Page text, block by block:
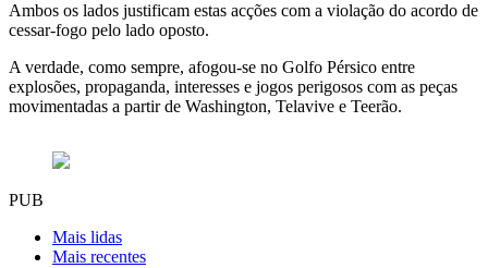
Ambos os lados justificam estas acções com a violação do acordo de
cessar-fogo pelo lado oposto.
A verdade, como sempre, afogou-se no Golfo Pérsico entre
explosões, propaganda, interesses e jogos perigosos com as peças
movimentadas a partir de Washington, Telavive e Teerão.
PUB
Mais lidas
Mais recentes